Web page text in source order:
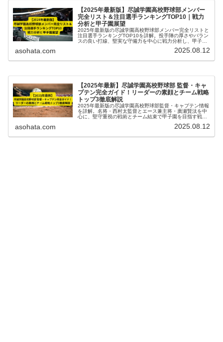
【2025年最新版】尽誠学園高校野球部メンバー
完全リスト＆注目選手ランキングTOP10｜戦力
分析と甲子園展望
2025年最新版の尽誠学園高校野球部メンバー完全リストと
注目選手ランキングTOP10を詳解。投手陣の厚さやバラン
スの良い打線、堅実な守備力を中心に戦力分析し、甲子園
asohata.com 2025.08.12
【2025年最新】尽誠学園高校野球部 監督・キャ
プテン完全ガイド！リーダーの素顔とチーム戦略
トップ3徹底解説
2025年最新版の尽誠学園高校野球部監督・キャプテン情報
を詳解。名将・西村太監督とエース兼主将・廣瀬賢汰を中
心に、堅守重視の戦術とチーム結束で甲子園を目指す戦略
asohata.com 2025.08.12